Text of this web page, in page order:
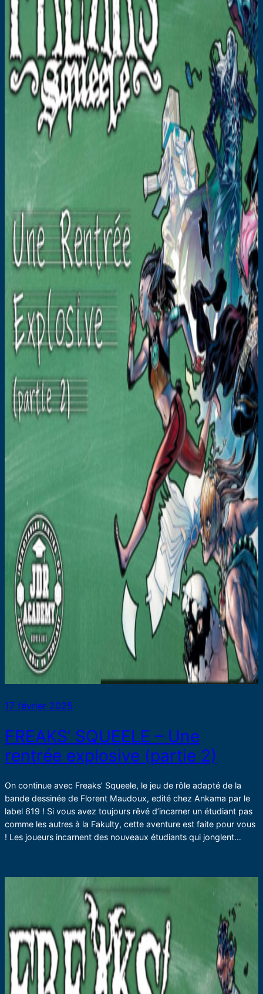
17 février 2025
FREAKS’ SQUEELE – Une
rentrée explosive (partie 2)
On continue avec Freaks’ Squeele, le jeu de rôle adapté de la
bande dessinée de Florent Maudoux, edité chez Ankama par le
label 619 ! Si vous avez toujours rêvé d’incarner un étudiant pas
comme les autres à la Fakulty, cette aventure est faite pour vous
! Les joueurs incarnent des nouveaux étudiants qui jonglent…